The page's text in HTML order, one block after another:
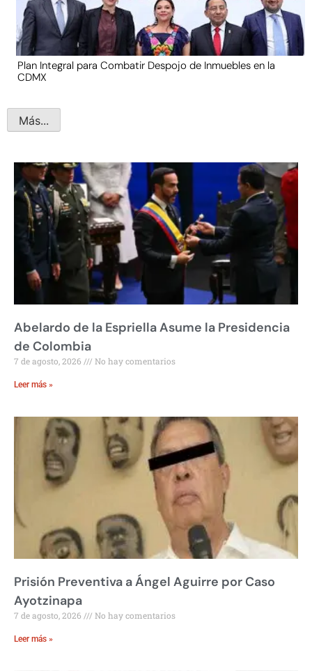
Plan Integral para Combatir Despojo de Inmuebles en la
CDMX
Más...
Abelardo de la Espriella Asume la Presidencia
de Colombia
7 de agosto, 2026 No hay comentarios
Leer más »
Prisión Preventiva a Ángel Aguirre por Caso
Ayotzinapa
7 de agosto, 2026 No hay comentarios
Leer más »